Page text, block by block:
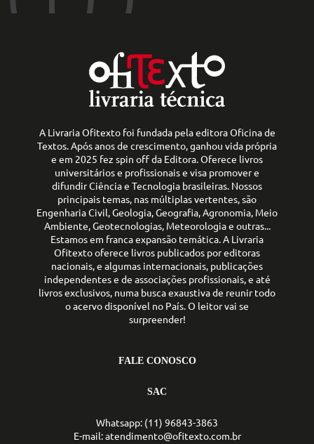
A Livraria Ofitexto foi fundada pela editora Oficina de
Textos. Após anos de crescimento, ganhou vida própria
e em 2025 fez spin off da Editora. Oferece livros
universitários e profissionais e visa promover e
difundir Ciência e Tecnologia brasileiras. Nossos
principais temas, nas múltiplas vertentes, são
Engenharia Civil, Geologia, Geografia, Agronomia, Meio
Ambiente, Geotecnologias, Meteorologia e outras...
Estamos em franca expansão temática. A Livraria
Ofitexto oferece livros publicados por editoras
nacionais, e algumas internacionais, publicações
independentes e de associações profissionais, e até
livros exclusivos, numa busca exaustiva de reunir todo
o acervo disponível no País. O leitor vai se
surpreender!
FALE CONOSCO
SAC
Whatsapp: (11) 96843-3863
E-mail: atendimento@ofitexto.com.br